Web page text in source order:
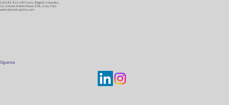
Calle 81 # 11-08 Piso 6, Bogotá, Colombia.
Ca. Coronel Andrés Reyes 338, Lima, Perú
admin@working-bits.com
Síguenos